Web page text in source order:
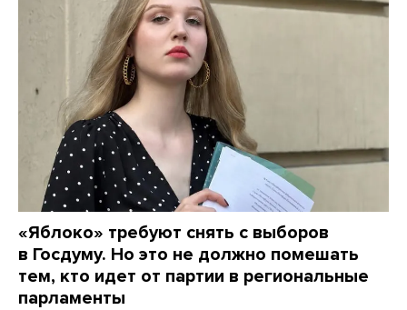
«Яблоко» требуют снять с выборов
в Госдуму. Но это не должно помешать
тем, кто идет от партии в региональные
парламенты